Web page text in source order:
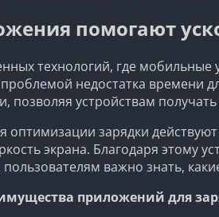
помогают
технологий, где мобильные
проблемой недостатка времени
позволяя устройствам
оптимизации зарядки
экрана. Благодаря этому
важно знать,
приложений для